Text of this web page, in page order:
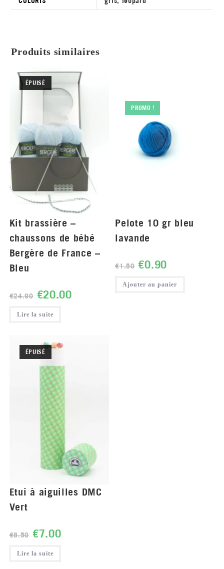
Produits similaires
ÉPUISÉ
Kit brassière –
chaussons de bébé
Bergère de France –
Bleu
€24.90 €20.00
Lire la suite
PROMO !
Pelote 10 gr bleu
lavande
€1.50 €0.90
Ajouter au panier
ÉPUISÉ
Etui à aiguilles DMC
Vert
€8.50 €7.00
Lire la suite